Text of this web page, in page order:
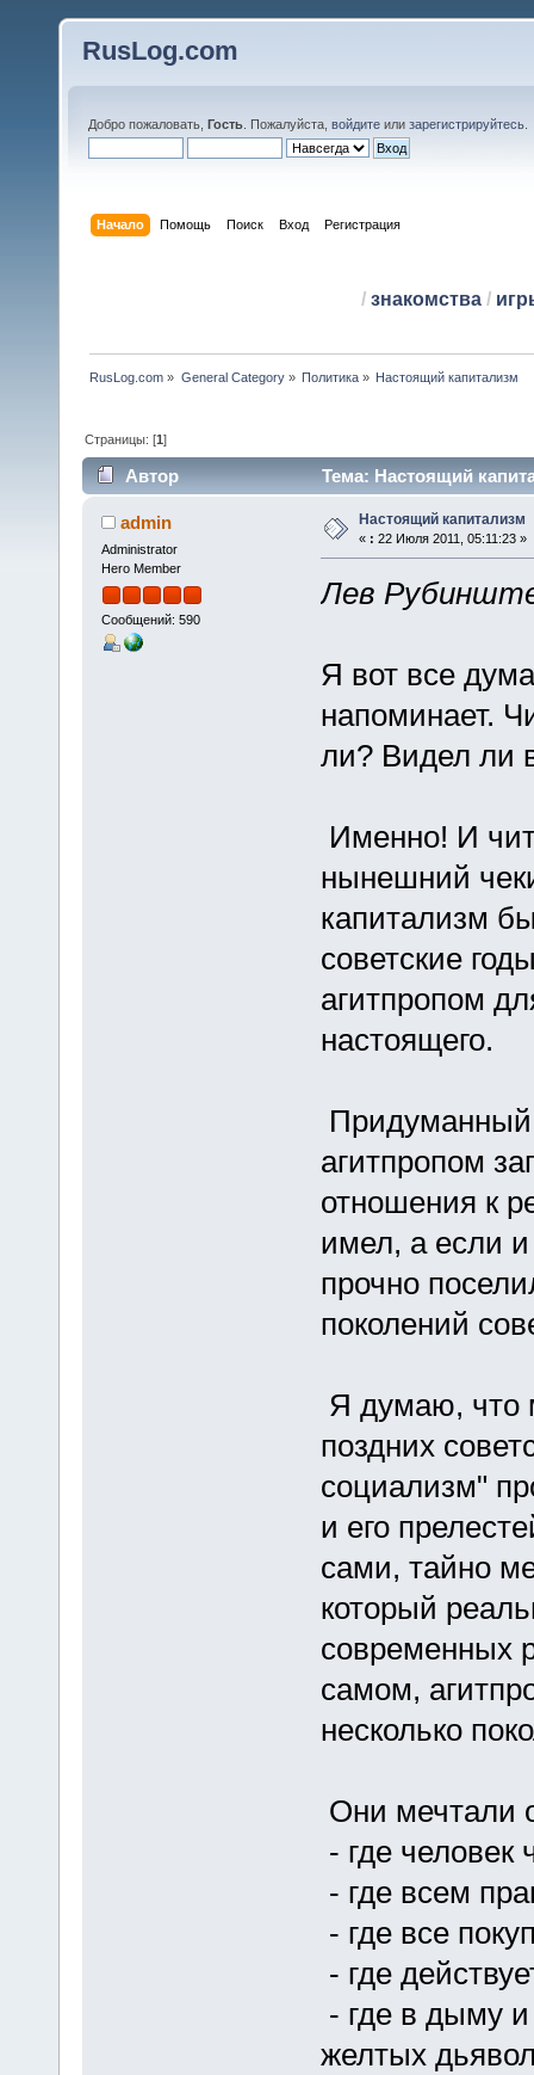
RusLog.com
Добро пожаловать, Гость . Пожалуйста, войдите или зарегистрируйтесь
Начало Помощь Поиск Вход Регистрация
/ знакомства/
RusLog.com » General Category» Политика» Настоящий капитализм
Страницы: [1]
Автор Тема: Настоящий
admin
Administrator
Hero Member
Сообщений: 590
Настоящий капитализм
« : 22 Июля 2011, 05:11:23 »
Лев
Я вот все
напоминает.
ли? Видел ли
Именно! И
нынешний
капитализм
советские
агитпропом
настоящего.
агитпропом
отношения к
имел, а если
прочно
поколений
Я думаю, что
поздних
социализм"
и его
сами, тайно
который
современных
самом,
несколько
Они мечтали
- где человек
- где всем
- где все
- где
- где в дыму и
желтых